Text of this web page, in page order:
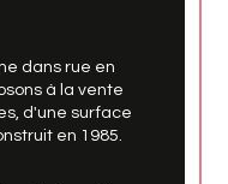
dans rue en
à la vente
d'une surface
en 1985.